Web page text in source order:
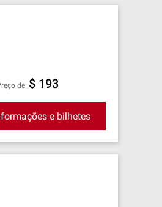
preço de $ 193
e bilhetes